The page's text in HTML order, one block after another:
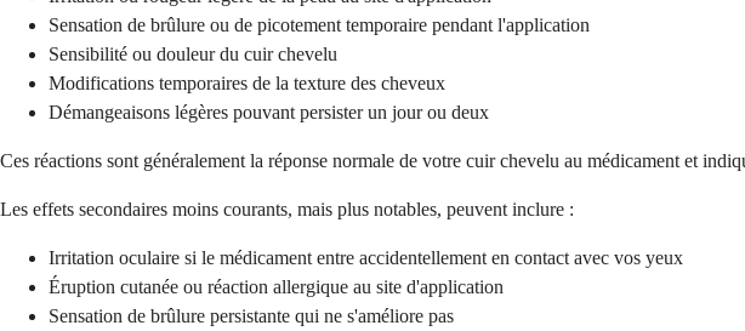
Sensation de brûlure ou de picotement temporaire pendant l'application
Sensibilité ou douleur du cuir chevelu
Modifications temporaires de la texture des cheveux
Démangeaisons légères pouvant persister un jour ou deux
Ces réactions sont généralement la réponse normale de votre cuir chevelu au médicament et
Les effets secondaires moins courants, mais plus notables, peuvent inclure :
Irritation oculaire si le médicament entre accidentellement en contact avec vos yeux
Éruption cutanée ou réaction allergique au site d'application
Sensation de brûlure persistante qui ne s'améliore pas